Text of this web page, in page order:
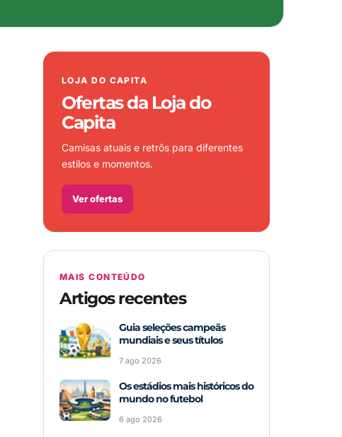
LOJA DO CAPITA
Ofertas da Loja do
Capita
Camisas atuais e retrôs para diferentes
estilos e momentos.
Ver ofertas
MAIS CONTEÚDO
Artigos recentes
Guia seleções campeãs
mundiais e seus títulos
7 ago 2026
Os estádios mais históricos do
mundo no futebol
6 ago 2026